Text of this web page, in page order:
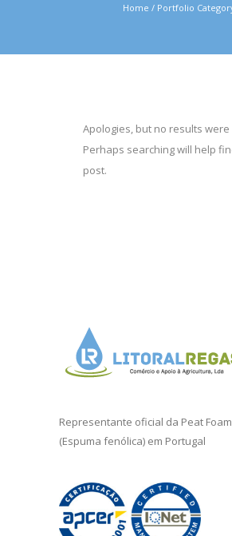
Home / Portfolio
Apologies, but no results
Perhaps searching will help
post.
Representante oficial da Peat Foam
(Espuma fenólica) em Portugal